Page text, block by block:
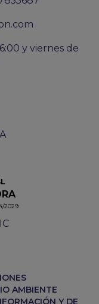
y viernes de
2029
AMBIENTE
Y DE